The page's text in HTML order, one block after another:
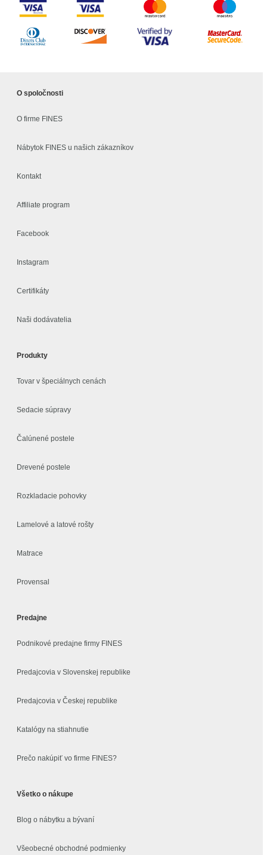
O spoločnosti
O firme FINES
Nábytok FINES u našich zákazníkov
Kontakt
Affiliate program
Facebook
Instagram
Certifikáty
Naši dodávatelia
Produkty
Tovar v špeciálnych cenách
Sedacie súpravy
Čalúnené postele
Drevené postele
Rozkladacie pohovky
Lamelové a latové rošty
Matrace
Provensal
Predajne
Podnikové predajne firmy FINES
Predajcovia v Slovenskej republike
Predajcovia v Českej republike
Katalógy na stiahnutie
Prečo nakúpiť vo firme FINES?
Všetko o nákupe
Blog o nábytku a bývaní
Všeobecné obchodné podmienky